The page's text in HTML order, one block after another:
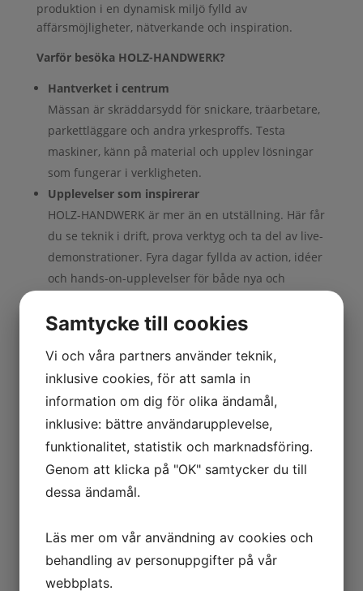
produktion i en dynamisk miljö fylld av
affärsmöjligheter, nätverkande och inspiration.
Varför besöka HOLZ-HANDWERK?
Hantverket i centrum
Mässan är skräddarsydd för snickare, träarbetare,
parkettläggare och andra yrkesproffs. Testa
maskiner, känn på material och upplev lösningar
som fungerar i verkligheten.
Upplevelser som inspirerar
HOLZ-HANDWERK är mer än en utställning. Här får
du se teknik i drift, prova verktyg och ta del av live-
demonstrationer. Fyra dagar fyllda av action, idéer
och hands-on-upplevelser för både nya och
Hela branschen samlad
automatiserade produktionslinjer till beslag, ytskikt
och smarta materialval. Du hittar hela värdekedjan
på ett och samma ställe, effektivt, tidsbesparande
och väldigt inspirerande.
Nätverk som bygger framtid
För många besökare är HOLZ-HANDWERK en
återkommande höjdpunkt. Här skapas inte bara
partnerskap inom träindustrin.
Planera ditt besök
Samtycke till cookies
Vi och våra partners använder teknik,
inklusive cookies, för att samla in
information om dig för olika ändamål,
inklusive: bättre användarupplevelse,
funktionalitet, statistik och marknadsföring.
Genom att klicka på "OK" samtycker du till
dessa ändamål.
Läs mer om vår användning av cookies och
behandling av personuppgifter på vår
webbplats.